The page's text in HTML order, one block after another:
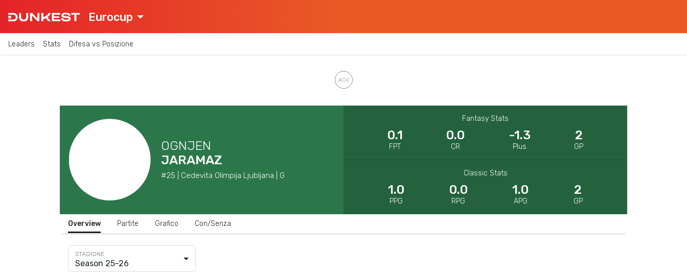
Eurocup
Leaders Stats Difesa vs Posizione
OGNJEN
JARAMAZ
#25 | Cedevita Olimpija Ljubljana | G
Fantasy Stats
0.1
FPT
0.0
CR
-1.3
Plus
2
GP
Classic Stats
1.0
PPG
0.0
RPG
1.0
APG
2
GP
Overview Partite Grafico Con/Senza
Season 25-26